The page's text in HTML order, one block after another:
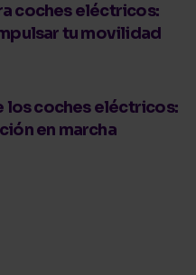
coches eléctricos:
tu movilidad
los coches eléctricos:
en marcha